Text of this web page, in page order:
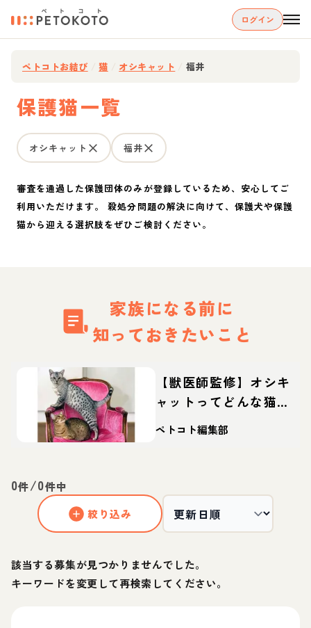
ログイン
ペトコトお結び 猫 オシキャット 福井
保護猫一覧
オシキャット 福井
審査を通過した保護団体のみが登録しているため、安心してご
利用いただけます。 殺処分問題の解決に向けて、保護犬や保護
猫から迎える選択肢をぜひご検討ください。
家族になる前に
知っておきたいこと
【獣医師監修】オシキ
ャットってどんな猫？
性格・体重・寿命の特
徴・迎え方
ペトコト編集部
0件/0件中
絞り込み
該当する募集が見つかりませんでした。
キーワードを変更して再検索してください。